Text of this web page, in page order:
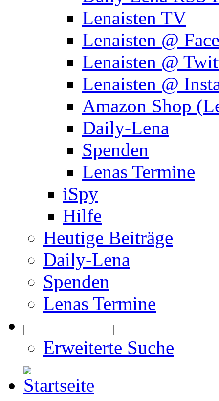
Lenaisten TV
Lenaisten @
Lenaisten @
Lenaisten @
Amazon Shop
Daily-Lena
Spenden
Lenas Termine
iSpy
Hilfe
Heutige Beiträge
Daily-Lena
Spenden
Lenas Termine
Erweiterte Suche